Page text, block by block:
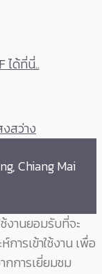
ได้ที่นี่..
สว่าง
Chiang Mai
งานยอมรับที่จะ
ารเข้าใช้งาน เพื่อ
การเยี่ยมชม